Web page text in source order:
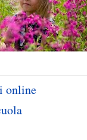
online